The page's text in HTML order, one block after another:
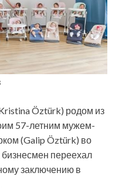
Öztürk) родом из
57-летним мужем-
(Galip Öztürk) во
бизнесмен переехал
заключению в